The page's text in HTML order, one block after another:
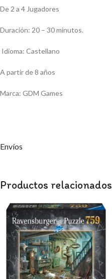
De 2 a 4 Jugadores
Duración: 20 – 30 minutos.
Idioma: Castellano
A partir de 8 años
Marca: GDM Games
Envíos
Productos relacionados